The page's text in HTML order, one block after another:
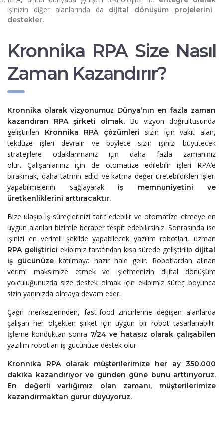
işinizin diğer alanlarında da dijital dönüşüm projelerini
destekler.
Kronnika RPA Size Nasıl
Zaman Kazandırır?
Kronnika olarak vizyonumuz Dünya’nın en fazla zaman
kazandıran RPA şirketi olmak. Bu vizyon doğrultusunda
geliştirilen
Kronnika RPA çözümleri sizin için vakit alan,
tekdüze işleri devralır ve böylece sizin işinizi büyütecek
stratejilere odaklanmanız için daha fazla zamanınız
olur. Çalışanlarınız için de otomatize edilebilir işleri RPA’e
bırakmak, daha tatmin edici ve katma değer üretebildikleri işleri
yapabilmelerini sağlayarakiş memnuniyetini ve
üretkenliklerini arttıracaktır.
Bize ulaşıp iş süreçlerinizi tarif edebilir ve otomatize etmeye en
uygun alanları bizimle beraber tespit edebilirsiniz. Sonrasında ise
işinizi en verimli şekilde yapabilecek yazılım robotları, uzman
RPA geliştirici ekibimiz tarafından kısa sürede geliştirilip dijital
iş gücünüze katılmaya hazır hale gelir. Robotlardan alınan
verimi maksimize etmek ve işletmenizin dijital dönüşüm
yolculuğunuzda size destek olmak için ekibimiz süreç boyunca
sizin yanınızda olmaya devam eder.
Çağrı merkezlerinden, fast-food zincirlerine değişen alanlarda
çalışan her ölçekten şirket için uygun bir robot tasarlanabilir.
İşleme konduktan sonra 7/24 ve hatasız olarak çalışabilen
yazılım robotları iş gücünüze destek olur.
Kronnika RPAolarak müşterilerimize her ay 350.000
dakika kazandırıyor ve günden güne bunu arttırıyoruz.
En değerli varlığımız olan zamanı, müşterilerimize
kazandırmaktan gurur duyuyoruz.